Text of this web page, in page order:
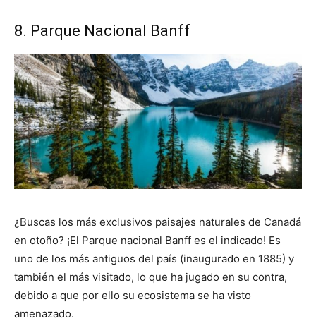
8. Parque Nacional Banff
¿Buscas los más exclusivos paisajes naturales de Canadá
en otoño? ¡El Parque nacional Banff es el indicado! Es
uno de los más antiguos del país (inaugurado en 1885) y
también el más visitado, lo que ha jugado en su contra,
debido a que por ello su ecosistema se ha visto
amenazado.